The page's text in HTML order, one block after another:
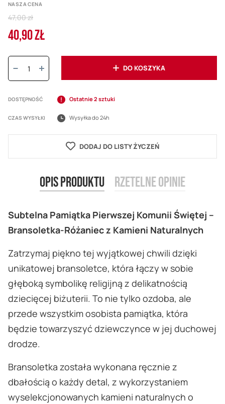
NASZA CENA
Cena
40,90 ZŁ
Regular
Price
47,00 zł
Ilość:
DO KOSZYKA
DOSTĘPNOŚĆ Ostatnie 2 sztuki
CZAS WYSYŁKI Wysyłka do 24h
DODAJ DO LISTY ŻYCZEŃ
Opis produktu
Subtelna Pamiątka Pierwszej Komunii Świętej –
Bransoletka-Różaniec z Kamieni Naturalnych
Zatrzymaj piękno tej wyjątkowej chwili dzięki
unikatowej bransoletce, która łączy w sobie
głęboką symbolikę religijną z delikatnością
dziecięcej biżuterii. To nie tylko ozdoba, ale
przede wszystkim osobista pamiątka, która
będzie towarzyszyć dziewczynce w jej duchowej
drodze.
Bransoletka została wykonana ręcznie z
dbałością o każdy detal, z wykorzystaniem
wyselekcjonowanych kamieni naturalnych o
Rzetelne opinie